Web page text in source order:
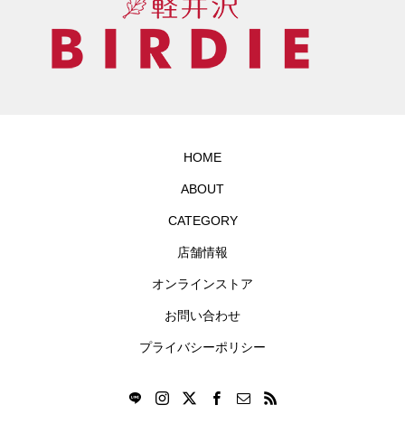
HOME
ABOUT
CATEGORY
店舗情報
オンラインストア
お問い合わせ
プライバシーポリシー